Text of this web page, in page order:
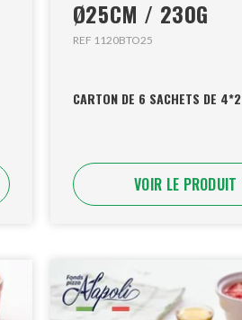
Ø25CM / 230G
REF 1120BTO25
CARTON DE 6 SACHETS DE
VOIR LE PRODUIT